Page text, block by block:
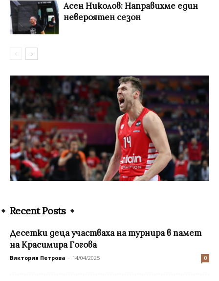
Асен Николов: Направихме един
невероятен сезон
Recent Posts
Десетки деца участваха на турнира в памет
на Красимира Гогова
Виктория Петрова - 14/04/2025 0